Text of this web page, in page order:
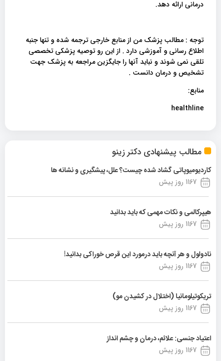
مطالب پیشنهادی دکتر زینو
کاردیومیوپاتی گشاد شده چیست؟ علل، پیشگیری و نشانه ها
1167 روز پیش
هیپرکالمی و نکات مهمی که باید بدانید
1167 روز پیش
نادولول و هر آنچه باید درمورد این قرص خوراکی بدانید!
1167 روز پیش
تریکوتیلومانیا (اختلال در کشیدن مو)
1167 روز پیش
اعتیاد جنسی: علائم، درمان و چشم انداز
1167 روز پیش
درمانی ارائه دهد.
توجه : مطالب پزشک من از منابع خارجی ترجمه شده و تنها جنبه
اطلاع رسانی و آموزشی دارد . از این رو توصیه پزشکی تخصصی
تلقی نمی شوند و نباید آنها را جایگزین مراجعه به پزشک جهت
تشخیص و درمان دانست .
منابع:
healthline